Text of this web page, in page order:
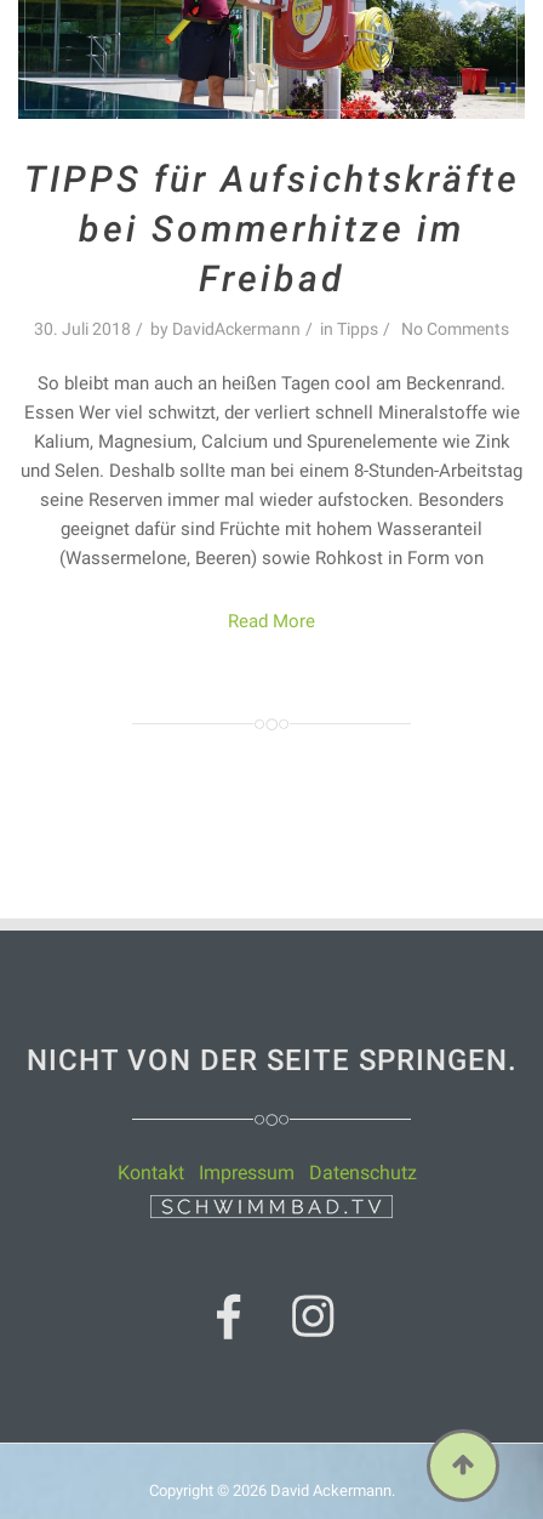
TIPPS für Aufsichtskräfte
bei Sommerhitze im
Freibad
30. Juli 2018 by DavidAckermann in Tipps No Comments
So bleibt man auch an heißen Tagen cool am Beckenrand.
Essen Wer viel schwitzt, der verliert schnell Mineralstoffe wie
Kalium, Magnesium, Calcium und Spurenelemente wie Zink
und Selen. Deshalb sollte man bei einem 8-Stunden-Arbeitstag
seine Reserven immer mal wieder aufstocken. Besonders
geeignet dafür sind Früchte mit hohem Wasseranteil
(Wassermelone, Beeren) sowie Rohkost in Form von
Read More
NICHT VON DER SEITE SPRINGEN.
Kontakt Impressum Datenschutz
Copyright © 2026 David Ackermann.